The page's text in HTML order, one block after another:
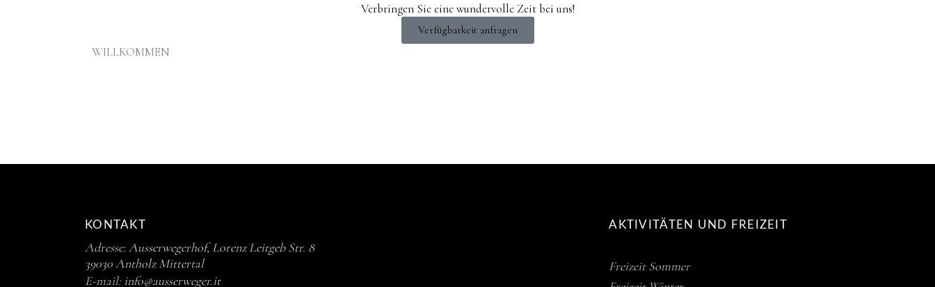
Verbringen Sie eine wundervolle Zeit bei uns!
Verfügbarkeit anfragen
WILLKOMMEN
KONTAKT
Adresse:Ausserwegerhof, Lorenz Leitgeb Str. 8
39030 Antholz Mittertal
E-mail: info@ausserweger.it
AKTIVITÄTEN UND FREIZEIT
Freizeit Sommer